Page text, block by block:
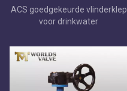
ACS goedgekeurde vlinderklep
voor drinkwater